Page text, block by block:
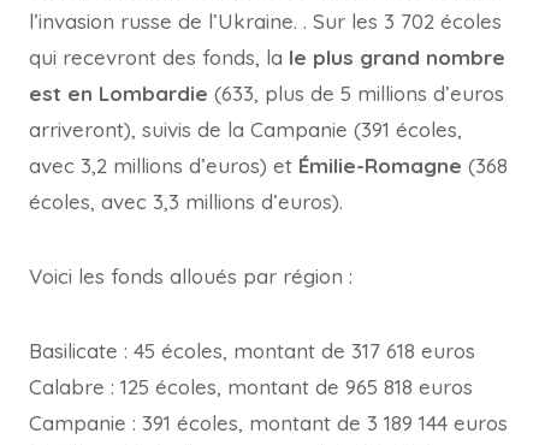
l’invasion russe de l’Ukraine. . Sur les 3 702 écoles
qui recevront des fonds, la le plus grand nombre
est en Lombardie (633, plus de 5 millions d’euros
arriveront), suivis de la Campanie (391 écoles,
avec 3,2 millions d’euros) et Émilie-Romagne (368
écoles, avec 3,3 millions d’euros).
Voici les fonds alloués par région :
Basilicate : 45 écoles, montant de 317 618 euros
Calabre : 125 écoles, montant de 965 818 euros
Campanie : 391 écoles, montant de 3 189 144 euros